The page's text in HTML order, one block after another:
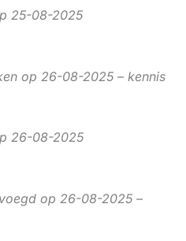
25-08-2025
op 26-08-2025 – kennis
26-08-2025
op 26-08-2025 –